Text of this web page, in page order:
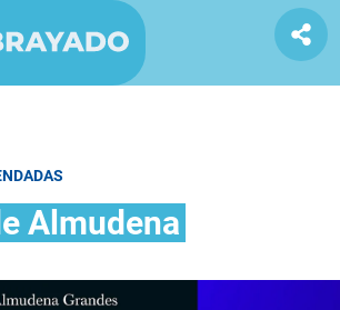
Almudena